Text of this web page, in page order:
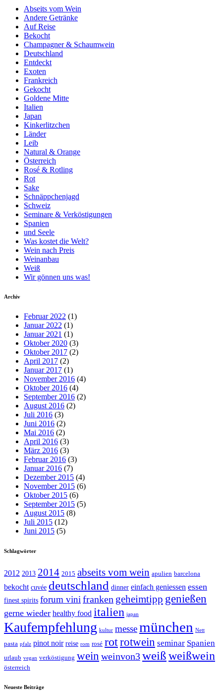
Abseits vom Wein
Andere Getränke
Auf Reise
Bekocht
Champagner & Schaumwein
Deutschland
Entdeckt
Exoten
Frankreich
Gekocht
Goldene Mitte
Italien
Japan
Kinkerlitzchen
Länder
Leib
Natural & Orange
Österreich
Rosé & Rotling
Rot
Sake
Schnäppchenjagd
Schweiz
Seminare & Verköstigungen
Spanien
und Seele
Was kostet die Welt?
Wein nach Preis
Weinanbau
Weiß
Wir gönnen uns was!
Archiv
Februar 2022 (1)
Januar 2022 (1)
Januar 2021 (1)
Oktober 2020 (3)
Oktober 2017 (2)
April 2017 (2)
Januar 2017 (1)
November 2016 (4)
Oktober 2016 (4)
September 2016 (2)
August 2016 (2)
Juli 2016 (3)
Juni 2016 (2)
Mai 2016 (2)
April 2016 (3)
März 2016 (3)
Februar 2016 (3)
Januar 2016 (7)
Dezember 2015 (4)
November 2015 (6)
Oktober 2015 (6)
September 2015 (5)
August 2015 (8)
Juli 2015 (12)
Juni 2015 (5)
Schlagwörter
2012 2013 2014 2015 abseits vom wein apulien barcelona
bekocht cuvée deutschland dinner einfach geniessen essen
finest spirits forum vinifranken geheimtipp genießen
gerne wieder healthy food italien japan
Kaufempfehlung kultur messemünchen Nett
pasta pfalz pinot noir reise rom rosé rotrotwein seminar Spanien
urlaub vegan verköstigung wein weinvon3weißweißwein
österreich
Neueste Beiträge